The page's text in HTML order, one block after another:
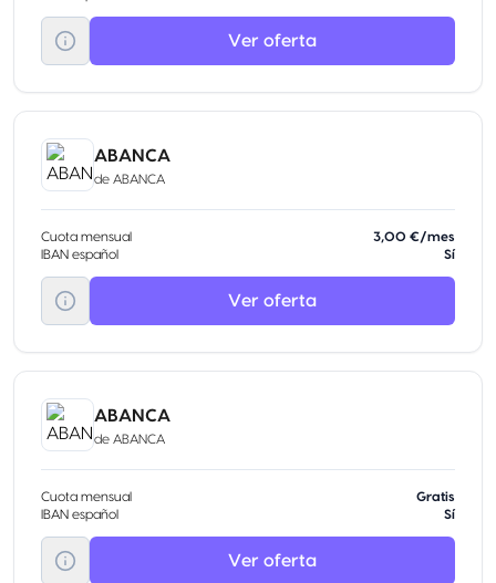
Ver oferta
ABANCA
de ABANCA
Cuota mensual
3,00 €/mes
IBAN español
Sí
Ver oferta
ABANCA
de ABANCA
Cuota mensual
Gratis
IBAN español
Sí
Ver oferta